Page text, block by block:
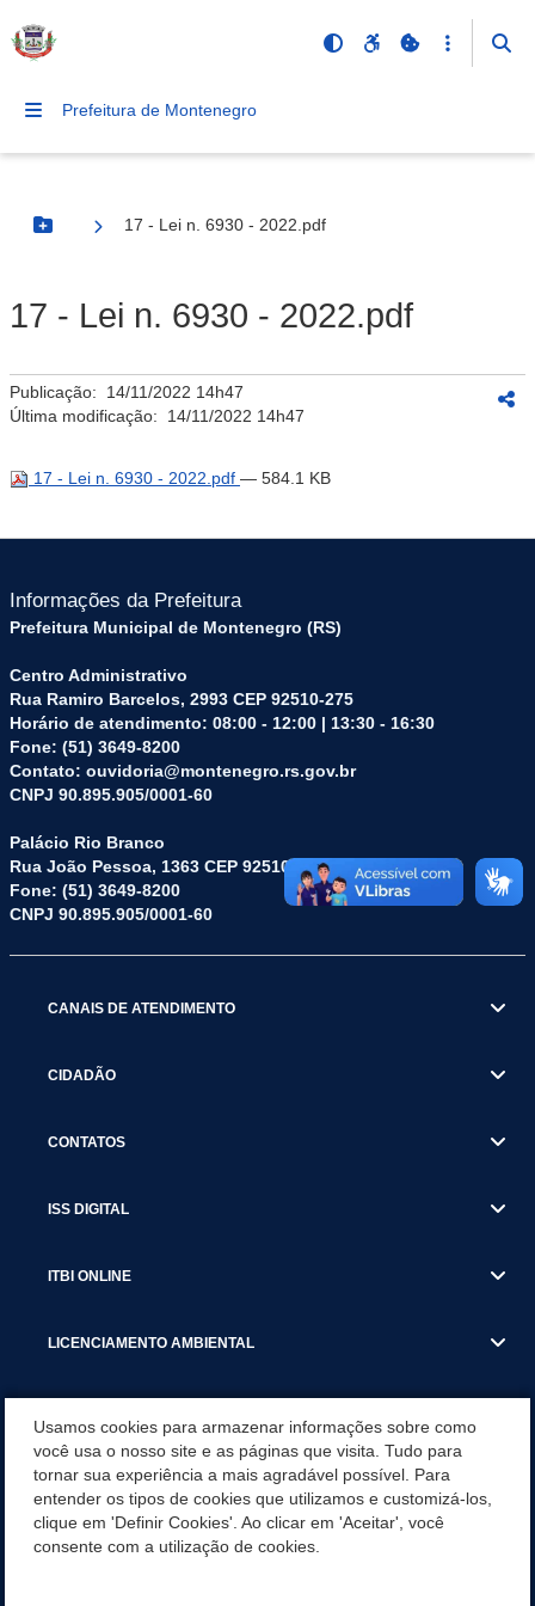
Prefeitura de Montenegro
Botão Menu
17 - Lei n. 6930 - 2022.pdf
17 - Lei n. 6930 - 2022.pdf
Publicação: 14/11/2022 14h47
Última modificação: 14/11/2022 14h47
17 - Lei n. 6930 - 2022.pdf — 584.1 KB
Informações da Prefeitura
Prefeitura Municipal de Montenegro (RS)
Centro Administrativo
Rua Ramiro Barcelos, 2993 CEP 92510-275
Horário de atendimento: 08:00 - 12:00 | 13:30 - 16:30
Fone: (51) 3649-8200
Contato: ouvidoria@montenegro.rs.gov.br
CNPJ 90.895.905/0001-60
Palácio Rio Branco
Rua João Pessoa, 1363 CEP 92510-045
Fone: (51) 3649-8200
CNPJ 90.895.905/0001-60
CANAIS DE ATENDIMENTO
CIDADÃO
CONTATOS
ISS DIGITAL
ITBI ONLINE
LICENCIAMENTO AMBIENTAL
SERVIÇOS
SERVIÇOS DO DEPARTAMENTO DE RECEITA MUNICIPAL
Usamos cookies para armazenar informações sobre como
você usa o nosso site e as páginas que visita. Tudo para
tornar sua experiência a mais agradável possível. Para
entender os tipos de cookies que utilizamos e customizá-los,
clique em 'Definir Cookies'. Ao clicar em 'Aceitar', você
consente com a utilização de cookies.